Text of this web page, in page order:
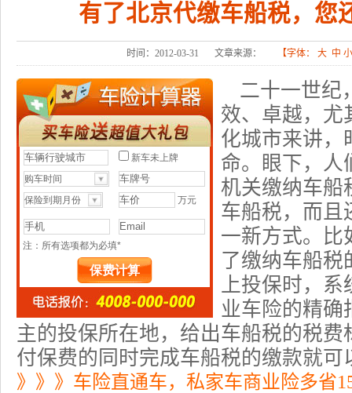
有了北京代缴车船税，您
时间：2012-03-31 文章来源： 【字体： 大 中 小
二十一世纪
效、卓越，尤
化城市来讲，
命。眼下，人
机关缴纳车船
车船税，而且
一新方式。比
了缴纳车船税
上投保时，系
业车险的精确
主的投保所在地，给出车船税的税
付保费的同时完成车船税的缴款就可
》》》车险直通车，私家车商业险多省